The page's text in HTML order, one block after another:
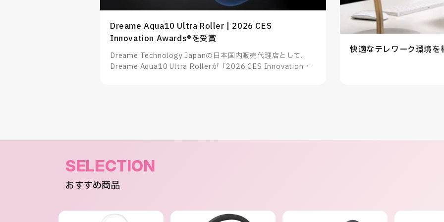
Dreame Aqua10 Ultra Roller | 2026 CES
Innovation Awards®を受賞
Dreame Technology Japanの日本国内販売代理店として、
Dreame Aqua10 Ultra Rollerが「2026 CES Innovation
快適なテレワーク環境を
SELECTION
おすすめ商品